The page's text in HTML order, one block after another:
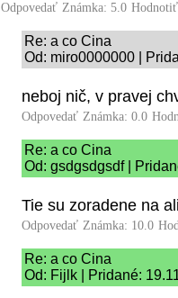
Odpovedať Známka: 5.0
Re: a co Cina
Od: miro0000000 |
neboj nič, v pravej
Odpovedať Známka: 0.0
Re: a co Cina
Od: gsdgsdgsdf |
Tie su zoradene na
Odpovedať Známka: 10.0
Re: a co Cina
Od: Fijlk | Pridané: